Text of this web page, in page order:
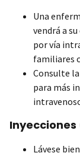
Una
vendrá a
por vía
familiares
Consulte
para más
Lávese